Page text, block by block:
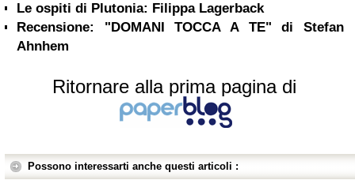
Le ospiti di Plutonia: Filippa Lagerback
Recensione: "DOMANI TOCCA A TE" di Stefan
Ahnhem
Ritornare alla prima pagina di
Possono interessarti anche questi articoli :